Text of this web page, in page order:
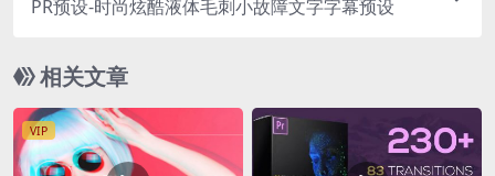
PR预设-时尚炫酷液体毛刺小故障文字字幕预设
相关文章
VIP